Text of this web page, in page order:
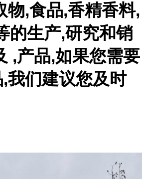
物,食品,香精香料,
的生产,研究和销
,产品,如果您需要
我们建议您及时